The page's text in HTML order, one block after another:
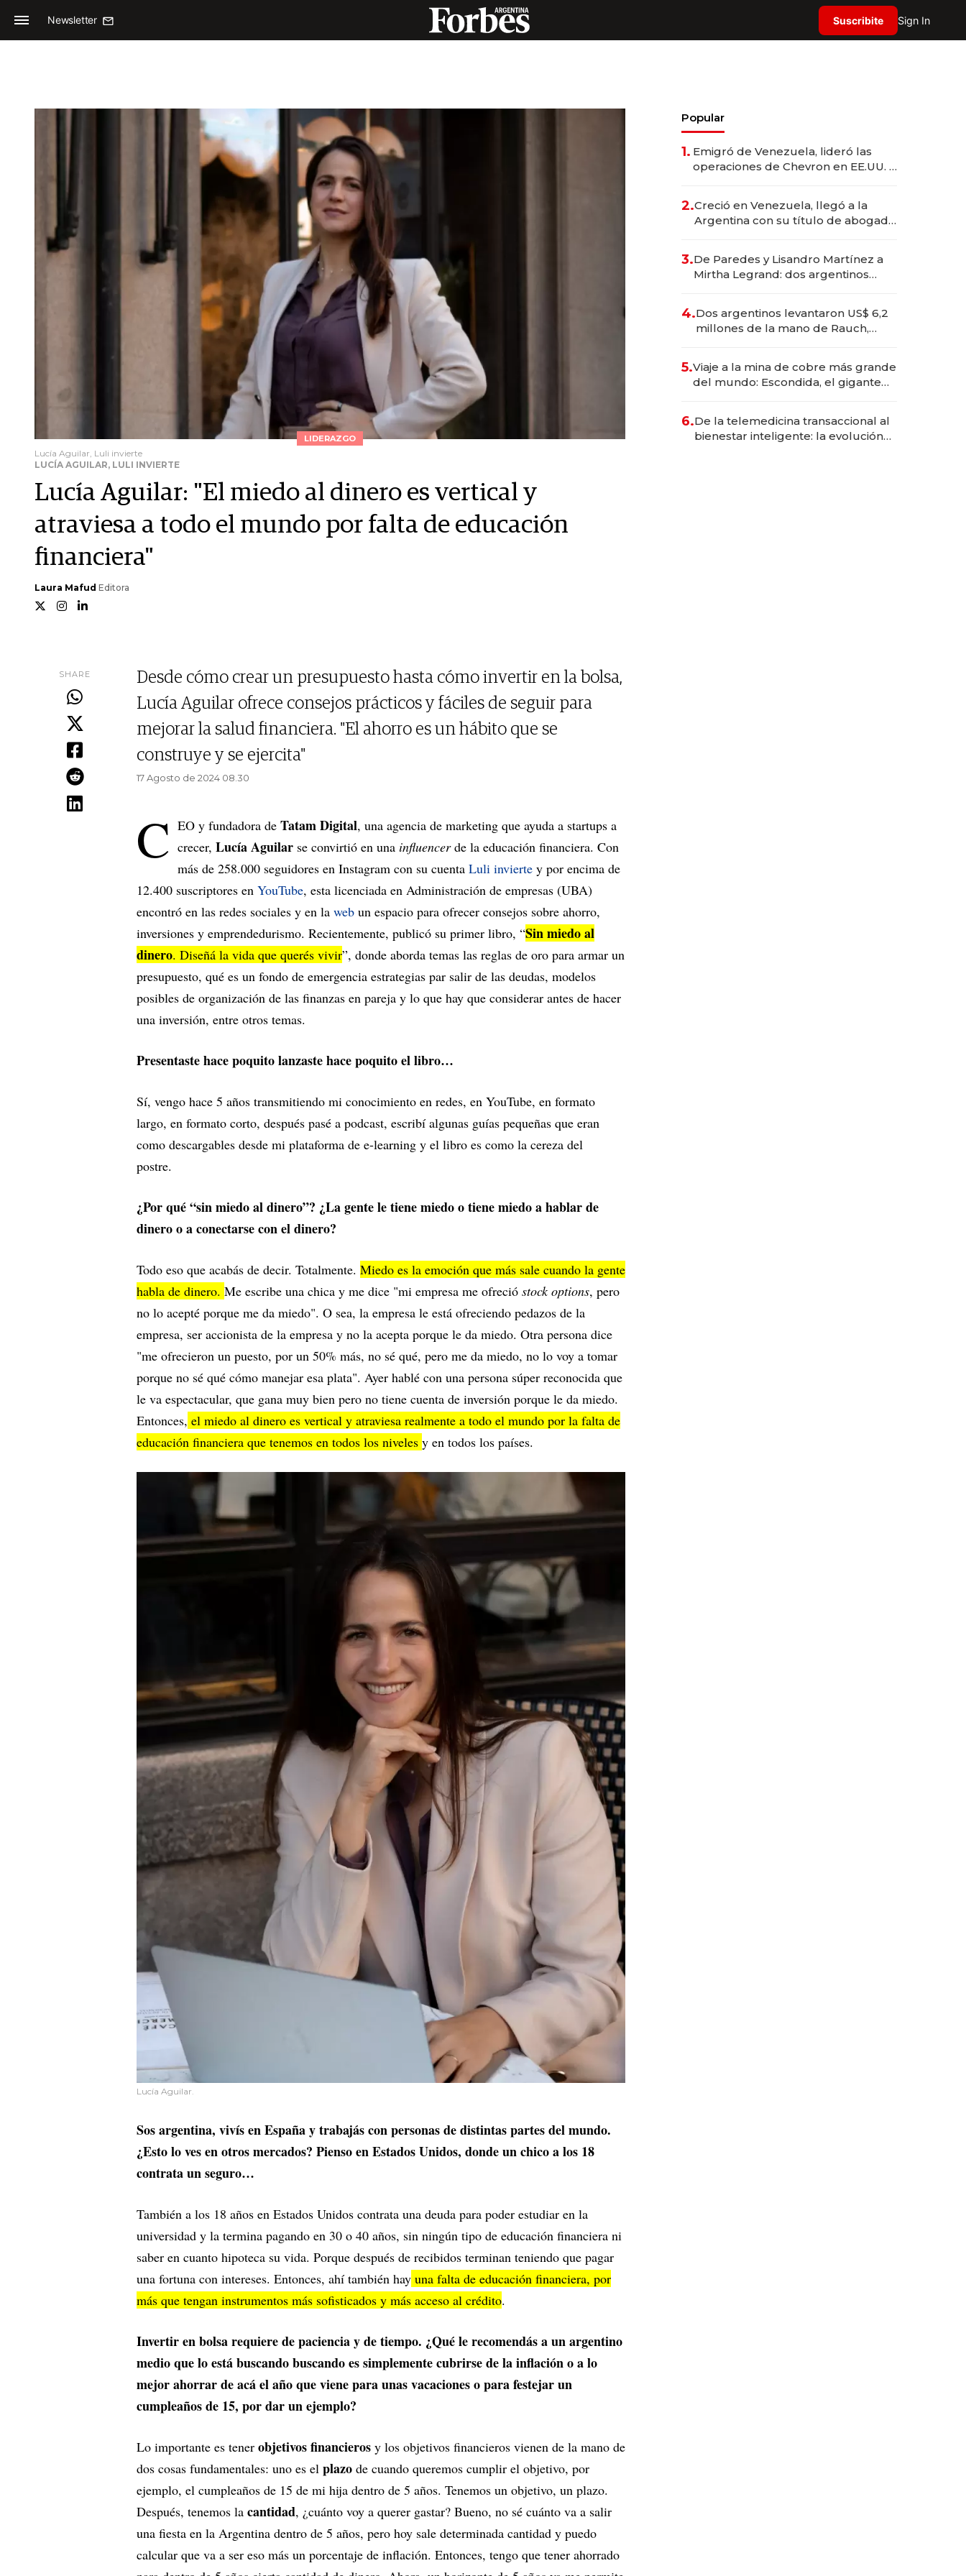
Newsletter Suscribite Sign In
LIDERAZGO
Lucía Aguilar, Luli invierte
LUCÍA AGUILAR, LULI INVIERTE
Lucía Aguilar: "El miedo al dinero es vertical y
atraviesa a todo el mundo por falta de educación
financiera"
Laura Mafud Editora
SHARE
Desde cómo crear un presupuesto hasta cómo invertir en la bolsa,
Lucía Aguilar ofrece consejos prácticos y fáciles de seguir para
mejorar la salud financiera. "El ahorro es un hábito que se
construye y se ejercita"
17 Agosto de 2024 08.30
C EO y fundadora de Tatam Digital, una agencia de marketing que ayuda a startups a
crecer, Lucía Aguilar se convirtió en una influencerde la educación financiera. Con
más de 258.000 seguidores en Instagram con su cuenta Luli invierte y por encima de
12.400 suscriptores en YouTube, esta licenciada en Administración de empresas (UBA)
encontró en las redes sociales y en la web un espacio para ofrecer consejos sobre ahorro,
inversiones y emprendedurismo. Recientemente, publicó su primer libro, “Sin miedo al
dinero. Diseñá la vida que querés vivir”, donde aborda temas las reglas de oro para armar un
presupuesto, qué es un fondo de emergencia estrategias par salir de las deudas, modelos
posibles de organización de las finanzas en pareja y lo que hay que considerar antes de hacer
una inversión, entre otros temas.
Presentaste hace poquito lanzaste hace poquito el libro…
Sí, vengo hace 5 años transmitiendo mi conocimiento en redes, en YouTube, en formato
largo, en formato corto, después pasé a podcast, escribí algunas guías pequeñas que eran
como descargables desde mi plataforma de e-learning y el libro es como la cereza del
postre.
¿Por qué “sin miedo al dinero”? ¿La gente le tiene miedo o tiene miedo a hablar de
dinero o a conectarse con el dinero?
Todo eso que acabás de decir. Totalmente. Miedo es la emoción que más sale cuando la gente
habla de dinero. Me escribe una chica y me dice "mi empresa me ofreció stock options, pero
no lo acepté porque me da miedo". O sea, la empresa le está ofreciendo pedazos de la
empresa, ser accionista de la empresa y no la acepta porque le da miedo. Otra persona dice
"me ofrecieron un puesto, por un 50% más, no sé qué, pero me da miedo, no lo voy a tomar
porque no sé qué cómo manejar esa plata". Ayer hablé con una persona súper reconocida que
le va espectacular, que gana muy bien pero no tiene cuenta de inversión porque le da miedo.
Entonces, el miedo al dinero es vertical y atraviesa realmente a todo el mundo por la falta de
educación financiera que tenemos en todos los niveles y en todos los países.
Lucía Aguilar.
Sos argentina, vivís en España y trabajás con personas de distintas partes del mundo.
¿Esto lo ves en otros mercados? Pienso en Estados Unidos, donde un chico a los 18
contrata un seguro…
También a los 18 años en Estados Unidos contrata una deuda para poder estudiar en la
universidad y la termina pagando en 30 o 40 años, sin ningún tipo de educación financiera ni
saber en cuanto hipoteca su vida. Porque después de recibidos terminan teniendo que pagar
una fortuna con intereses. Entonces, ahí también hay una falta de educación financiera, por
más que tengan instrumentos más sofisticados y más acceso al crédito.
Invertir en bolsa requiere de paciencia y de tiempo. ¿Qué le recomendás a un argentino
medio que lo está buscando buscando es simplemente cubrirse de la inflación o a lo
mejor ahorrar de acá el año que viene para unas vacaciones o para festejar un
cumpleaños de 15, por dar un ejemplo?
Lo importante es tener objetivos financieros y los objetivos financieros vienen de la mano de
dos cosas fundamentales: uno es el plazo de cuando queremos cumplir el objetivo, por
ejemplo, el cumpleaños de 15 de mi hija dentro de 5 años. Tenemos un objetivo, un plazo.
Después, tenemos la cantidad, ¿cuánto voy a querer gastar? Bueno, no sé cuánto va a salir
una fiesta en la Argentina dentro de 5 años, pero hoy sale determinada cantidad y puedo
calcular que va a ser eso más un porcentaje de inflación. Entonces, tengo que tener ahorrado
Popular
1. Emigró de Venezuela, lideró las
operaciones de Chevron en EE.UU. y
2.Creció en Venezuela, llegó a la
Argentina con su título de abogado
marcas "fast premium"
3.De Paredes y Lisandro Martínez a
Mirtha Legrand: dos argentinos
deportivo y el cuidado corporal
4.Dos argentinos levantaron US$ 6,2
millones de la mano de Rauch,
5.Viaje a la mina de cobre más grande
del mundo: Escondida, el gigante
6.De la telemedicina transaccional al
bienestar inteligente: la evolución